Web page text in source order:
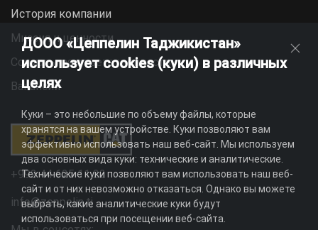
История компании
Миссия и ценности
Социальная ответственность
Вакансии
+992 44 625 11 22
info@zeppelin.tj
ДООО «Цеппелин Таджикистан»
использует cookies (куки) в различных
целях
Куки – это небольшие по объему файлы, которые
хранятся на вашем устройстве. Куки позволяют вам
эффективно использовать наш веб-сайт. Мы используем
два основных вида куки: технические и аналитические.
Технические куки позволяют вам использовать наш веб-
сайт и от них невозможно отказаться. Однако вы можете
выбрать, какие аналитические куки будут
использоваться при посещении веб-сайта.